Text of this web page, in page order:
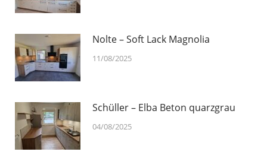
Nolte – Soft Lack Magnolia
11/08/2025
Schüller – Elba Beton quarzgrau
04/08/2025